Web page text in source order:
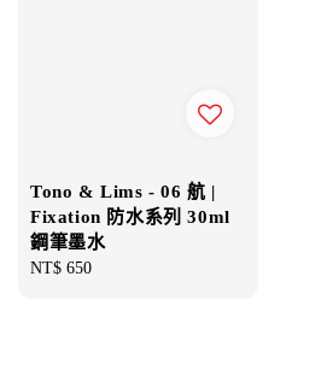
Tono & Lims - 06 航 |
Fixation 防水系列 30ml
鋼筆墨水
Regular
NT$ 650